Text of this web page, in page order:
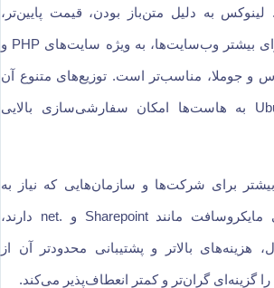
به دلیل متن‌باز بودن، قیمت پایین‌تر،
پایداری و امنیت بالا، برای بیشتر وب‌سایت‌ها، به ویژه سایت‌های PHP و
و جوملا، مناسب‌تر است. توزیع‌های متنوع آن
مانند CentOS و Ubuntu به هاست‌ها امکان سفارشی‌سازی بالایی
برای شرکت‌ها و سازمان‌هایی که نیاز به
نرم‌افزارهای اختصاصی مایکروسافت مانند Sharepoint و .net دارند،
هزینه‌های بالاتر و پشتیبانی محدودتر آن از
را گزینه‌ای گران‌تر و کمتر انعطاف‌پذیر می‌کند.